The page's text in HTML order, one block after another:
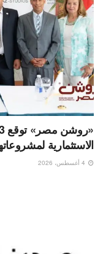
الاستثمارية